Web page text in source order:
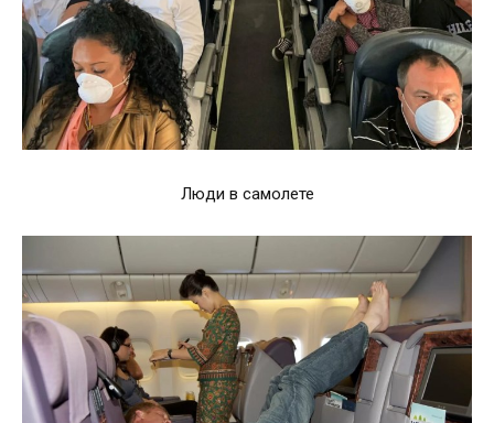
Люди в самолете